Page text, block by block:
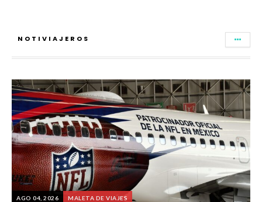
NOTIVIAJEROS
AGO 04, 2026 MALETA DE VIAJES